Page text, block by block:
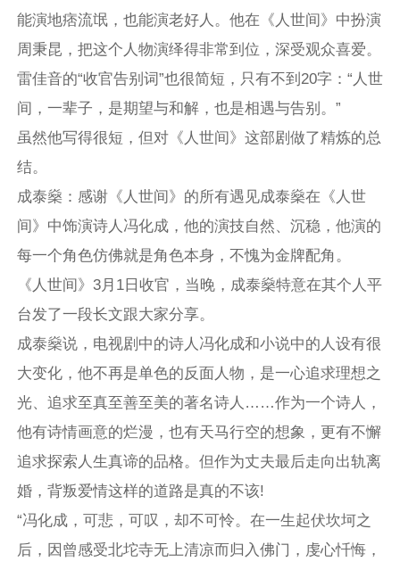
能演地痞流氓，也能演老好人。他在《人世间》中扮演
周秉昆，把这个人物演绎得非常到位，深受观众喜爱。
雷佳音的“收官告别词”也很简短，只有不到20字：“人世
间，一辈子，是期望与和解，也是相遇与告别。”
虽然他写得很短，但对《人世间》这部剧做了精炼的总
结。
成泰燊：感谢《人世间》的所有遇见成泰燊在《人世
间》中饰演诗人冯化成，他的演技自然、沉稳，他演的
每一个角色仿佛就是角色本身，不愧为金牌配角。
《人世间》3月1日收官，当晚，成泰燊特意在其个人平
台发了一段长文跟大家分享。
成泰燊说，电视剧中的诗人冯化成和小说中的人设有很
大变化，他不再是单色的反面人物，是一心追求理想之
光、追求至真至善至美的著名诗人……作为一个诗人，
他有诗情画意的烂漫，也有天马行空的想象，更有不懈
追求探索人生真谛的品格。但作为丈夫最后走向出轨离
婚，背叛爱情这样的道路是真的不该!
“冯化成，可悲，可叹，却不可怜。在一生起伏坎坷之
后，因曾感受北坨寺无上清凉而归入佛门，虔心忏悔，